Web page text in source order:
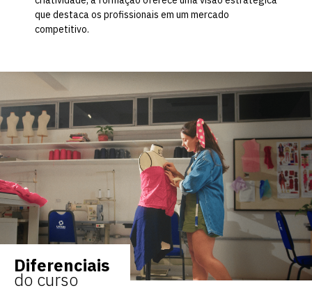
que destaca os profissionais em um mercado
competitivo.
Diferenciais
do curso